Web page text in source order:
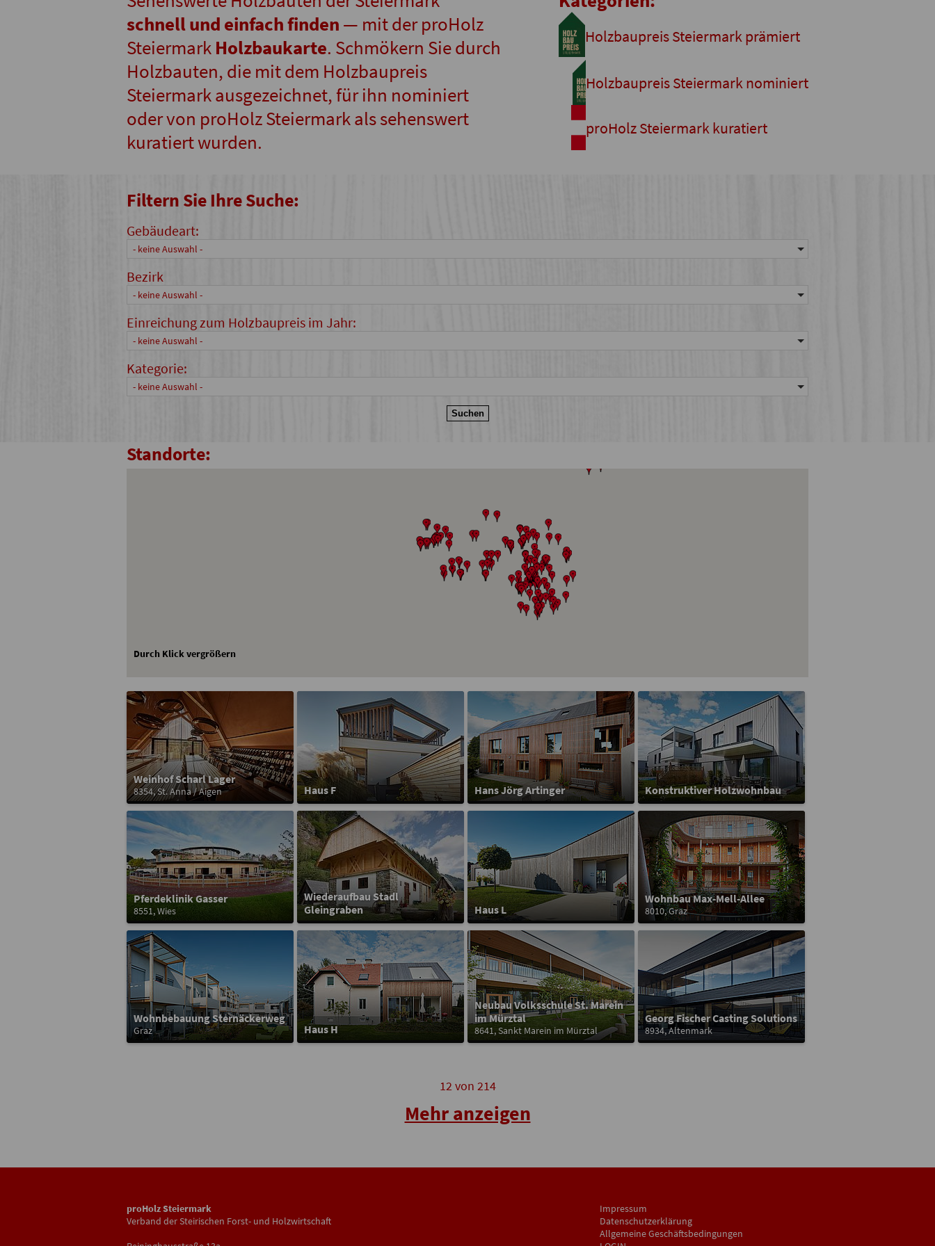
schnell und einfach finden — mit der proHolz
Steiermark Holzbaukarte. Schmökern Sie durch
Holzbauten, die mit dem Holzbaupreis
Steiermark ausgezeichnet, für ihn nominiert
oder von proHolz Steiermark als sehenswert
kuratiert wurden.
Holzbaupreis Steiermark prämiert
Holzbaupreis Steiermark nominiert
proHolz Steiermark kuratiert
Filtern Sie Ihre Suche:
Gebäudeart:
- keine Auswahl -
Bezirk
- keine Auswahl -
Einreichung zum Holzbaupreis im Jahr:
- keine Auswahl -
Kategorie:
- keine Auswahl -
Standorte:
Durch Klick vergrößern
Weinhof Scharl Lager
8354, St. Anna / Aigen Haus F Hans Jörg Artinger Konstruktiver Holzwohnbau
Pferdeklinik Gasser
8551, Wies
Wiederaufbau Stadl
Gleingraben
Haus L
Wohnbau Max-Mell-Allee
8010, Graz
Wohnbebauung Sternäckerweg
Graz Haus H
Neubau Volksschule St. Marein
im Mürztal
8641, Sankt Marein im Mürztal
Georg Fischer Casting Solutions
8934, Altenmark
12 von 214
Mehr anzeigen
proHolz Steiermark
Verband der Steirischen Forst- und Holzwirtschaft
Impressum
Datenschutzerklärung
Allgemeine Geschäftsbedingungen